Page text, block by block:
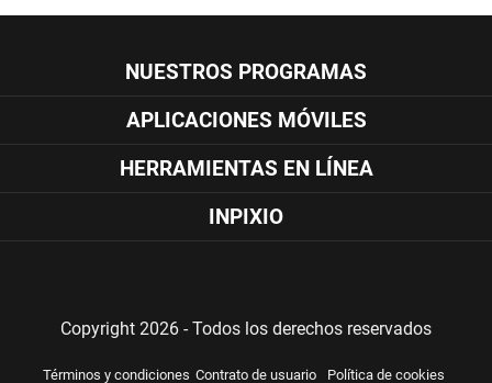
NUESTROS PROGRAMAS
APLICACIONES MÓVILES
HERRAMIENTAS EN LÍNEA
INPIXIO
Copyright 2026 - Todos los derechos reservados
Términos y condiciones Contrato de usuario Política de cookies